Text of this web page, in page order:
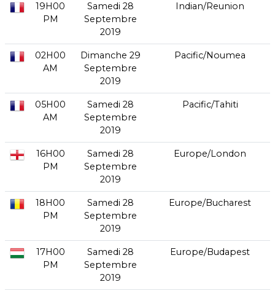
19H00
PM
Samedi 28
Septembre
2019
Indian/Reunion
02H00
AM
Dimanche 29
Septembre
2019
Pacific/Noumea
05H00
AM
Samedi 28
Septembre
2019
Pacific/Tahiti
16H00
PM
Samedi 28
Septembre
2019
Europe/London
18H00
PM
Samedi 28
Septembre
2019
Europe/Bucharest
17H00
PM
Samedi 28
Septembre
2019
Europe/Budapest